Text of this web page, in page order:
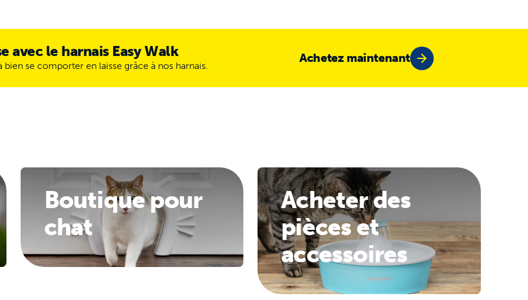
avec le harnais Easy Walk
se comporter en laisse grâce à nos harnais.
Achetez maintenant
Boutique pour
chat
Acheter des
pièces et
accessoires